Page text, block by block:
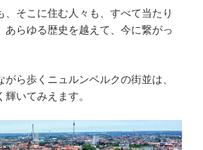
、そこに住む人々も、すべて当たり
あらゆる歴史を越えて、今に繋がっ
がら歩くニュルンベルクの街並は、
いてみえます。